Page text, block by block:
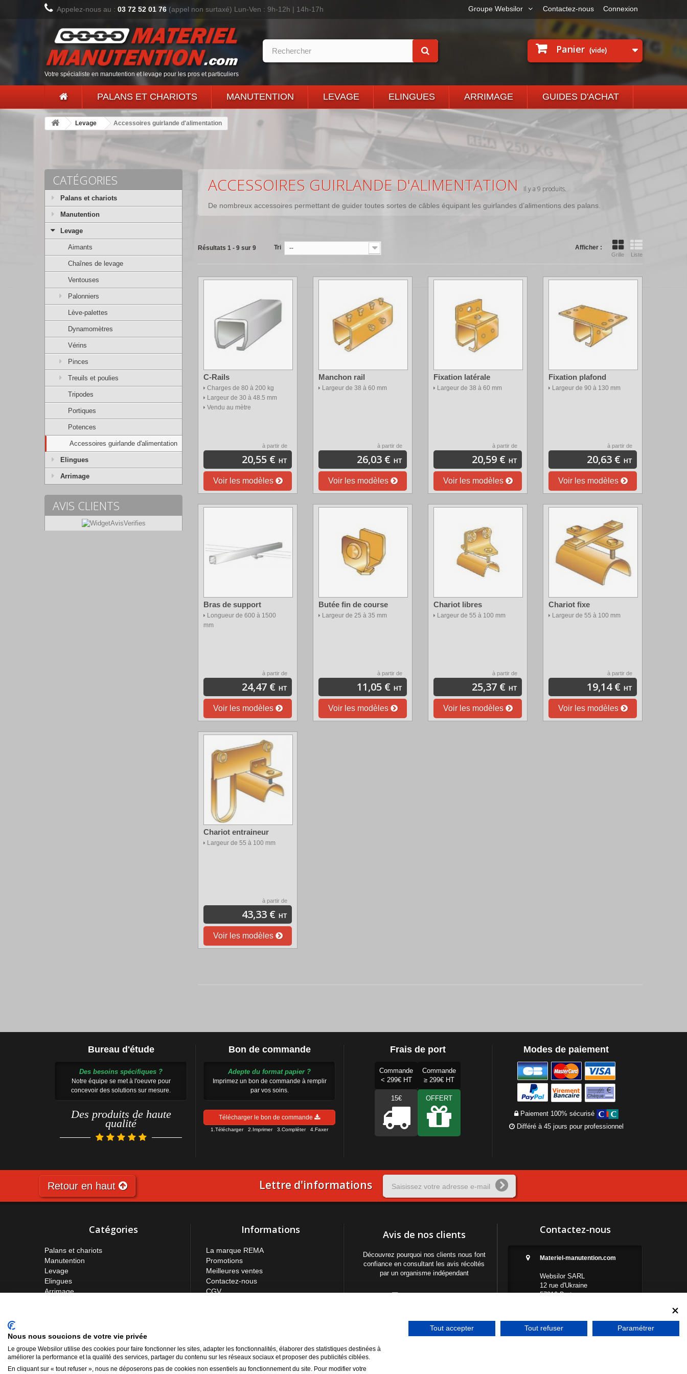
Connexion
Contactez-nous
Groupe Websilor
Appelez-nous au : 03 72 52 01 76 (appel non surtaxé) Lun-Ven : 9h-12h | 14h-17h
Votre spécialiste en manutention et levage pour les pros et particuliers
Panier (vide)
PALANS ET CHARIOTS MANUTENTION LEVAGE ELINGUES ARRIMAGE GUIDES D'ACHAT
Levage Accessoires guirlande d'alimentation
CATÉGORIES
Palans et chariots
Manutention
Levage
Aimants
Chaînes de levage
Ventouses
Palonniers
Lève-palettes
Dynamomètres
Vérins
Pinces
Treuils et poulies
Tripodes
Portiques
Potences
Accessoires guirlande d'alimentation
Elingues
Arrimage
AVIS CLIENTS
ACCESSOIRES GUIRLANDE D'ALIMENTATION Il y a 9 produits.
De nombreux accessoires permettant de guider toutes sortes de câbles équipant les guirlandes d’alimentions des palans.
Afficher :
Grille Liste
Résultats 1 - 9 sur 9 Tri --
C-Rails
Charges de 80 à 200 kg
Largeur de 30 à 48.5 mm
Vendu au mètre
à partir de
20,55 € HT
Voir les modèles
Manchon rail
Largeur de 38 à 60 mm
à partir de
26,03 € HT
Voir les modèles
Fixation latérale
Largeur de 38 à 60 mm
à partir de
20,59 € HT
Voir les modèles
Fixation plafond
Largeur de 90 à 130 mm
à partir de
20,63 € HT
Voir les modèles
Bras de support
Longueur de 600 à 1500
mm
à partir de
24,47 € HT
Voir les modèles
Butée fin de course
Largeur de 25 à 35 mm
à partir de
11,05 € HT
Voir les modèles
Chariot libres
Largeur de 55 à 100 mm
à partir de
25,37 € HT
Voir les modèles
Chariot fixe
Largeur de 55 à 100 mm
à partir de
19,14 € HT
Voir les modèles
Chariot entraineur
Largeur de 55 à 100 mm
à partir de
43,33 € HT
Voir les modèles
Bureau d'étude
Des besoins spécifiques ?
Notre équipe se met à l'oeuvre pour
concevoir des solutions sur mesure.
Des produits de haute
qualité
Bon de commande
Adepte du format papier ?
Imprimez un bon de commande à remplir
par vos soins.
Télécharger le bon de commande
1.Télécharger 2.Imprimer 3.Compléter 4.Faxer
Frais de port
Commande
< 299€ HT
Commande
≥ 299€ HT
15€ OFFERT
Modes de paiement
Paiement 100% sécurisé
Différé à 45 jours pour professionnel
Retour en haut Lettre d'informations
Catégories
Palans et chariots
Manutention
Levage
Elingues
Arrimage
Informations
La marque REMA
Promotions
Meilleures ventes
Contactez-nous
CGV
Avis de nos clients
Découvrez pourquoi nos clients nous font
confiance en consultant les avis récoltés
par un organisme indépendant
Contactez-nous
Materiel-manutention.com
Websilor SARL
12 rue d'Ukraine
57310 Bertrange
03 59 11 01 91
info@materiel-manutention.com
Nous nous soucions de votre vie privée
Le groupe Websilor utilise des cookies pour faire fonctionner les sites, adapter les fonctionnalités, élaborer des statistiques destinées à
améliorer la performance et la qualité des services, partager du contenu sur les réseaux sociaux et proposer des publicités ciblées.
En cliquant sur « tout refuser », nous ne déposerons pas de cookies non essentiels au fonctionnement du site. Pour modifier votre
Tout accepter Tout refuser Paramétrer